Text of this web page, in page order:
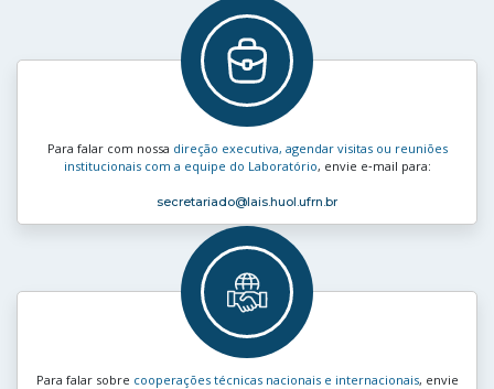
Para falar com nossa direção executiva, agendar visitas ou reuniões
institucionais com a equipe do Laboratório, envie e‑mail para:
secretariado@lais.huol.ufrn.br
Para falar sobre cooperações técnicas nacionais e internacionais, envie